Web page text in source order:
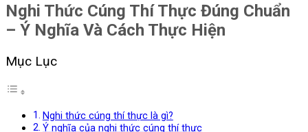
Nghi Thức Cúng Thí Thực Đúng Chuẩn
– Ý Nghĩa Và Cách Thực Hiện
Mục Lục
Nghi thức cúng thí thực là gì?
Ý nghĩa của nghi thức cúng thí thực